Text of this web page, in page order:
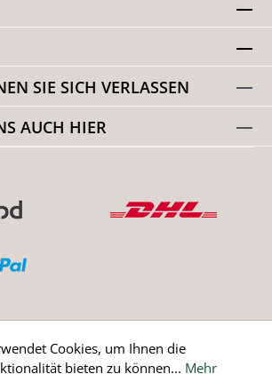
SIE SICH VERLASSEN
AUCH HIER
Bestellung widerrufen
Cookies, um Ihnen die
bieten zu können... Mehr